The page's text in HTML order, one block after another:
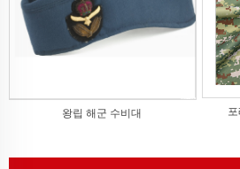
왕립 해군 수비대